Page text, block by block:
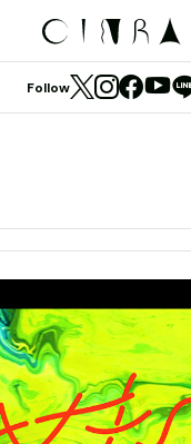
Follow